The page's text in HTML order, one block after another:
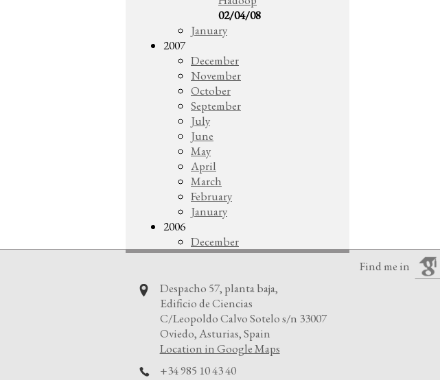
02/04/08
January
2007
December
November
October
September
July
June
May
April
March
February
January
2006
December
Despacho 57, planta baja,
Edificio de Ciencias
C/Leopoldo Calvo Sotelo s/n 33007
Oviedo, Asturias, Spain
Location in Google Maps
+34 985 10 43 40
Find me in